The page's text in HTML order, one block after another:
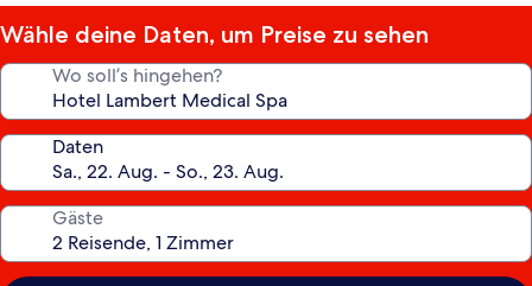
Wähle deine Daten, um Preise zu sehen
Wo soll’s hingehen?
Daten
Gäste